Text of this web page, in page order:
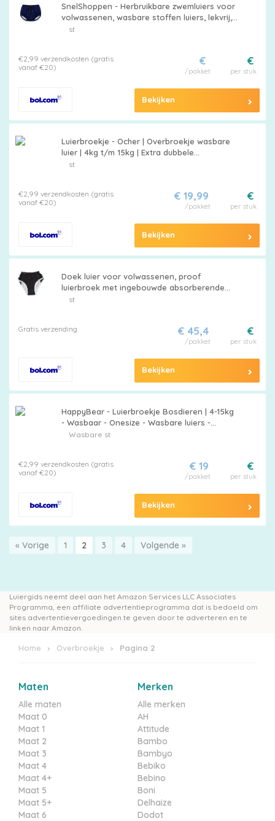
SnelShoppen - Herbruikbare zwemluiers voor
volwassenen, wasbare stoffen luiers, lekvrij,
pull-ups voor incontinentiebescherming,
st
€2,99 verzendkosten (gratis
vanaf €20)
€
per stuk
€
/pakket
Bekijken
Luierbroekje - Ocher | Overbroekje wasbare
luier | 4kg t/m 15kg | Extra dubbele
beengootjes om doorlekken te voorkomen
st
€2,99 verzendkosten (gratis
vanaf €20)
€
per stuk
€ 19,99
/pakket
Bekijken
Doek luier voor volwassenen, proof
luierbroek met ingebouwde absorberende
laag, herbruikbare wasbare pull-up plastic
st
Gratis verzending €
per stuk
€ 45,4
/pakket
Bekijken
HappyBear - Luierbroekje Bosdieren | 4-15kg
- Wasbaar - Onesize - Wasbare luiers -
Overbroekje
Wasbare st
€2,99 verzendkosten (gratis
vanaf €20)
€
per stuk
€ 19
/pakket
Bekijken
« Vorige 1 2 3 4 Volgende »
Luiergids neemt deel aan het Amazon Services LLC Associates
Programma, een affiliate advertentieprogramma dat is bedoeld om
sites advertentievergoedingen te geven door te adverteren en te
linken naar Amazon.
Home Overbroekje Pagina 2
Maten
Alle maten
Maat 0
Maat 1
Maat 2
Maat 3
Maat 4
Maat 4+
Maat 5
Maat 5+
Maat 6
Merken
Alle merken
AH
Attitude
Bambo
Bambyo
Bebiko
Bebino
Boni
Delhaize
Dodot